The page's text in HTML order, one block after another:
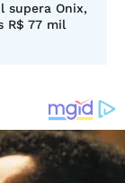
supera Onix,
R$ 77 mil